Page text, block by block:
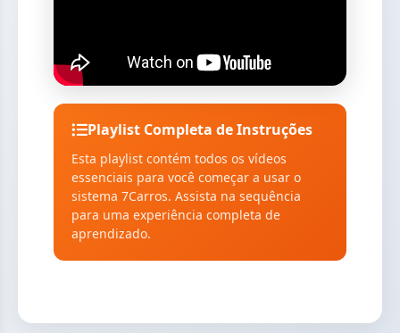
Playlist Completa de Instruções
Esta playlist contém todos os vídeos
essenciais para você começar a usar o
sistema 7Carros. Assista na sequência
para uma experiência completa de
aprendizado.